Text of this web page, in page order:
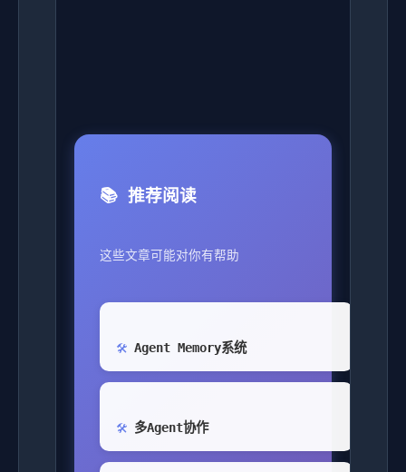
📚 推荐阅读
这些文章可能对你有帮助
🛠️ Agent Memory系统
🛠️ 多Agent协作